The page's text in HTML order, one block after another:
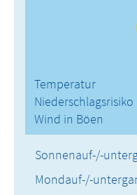
Temperatur
Niederschlagsrisiko
Wind in Böen
Sonnenauf-/-
Mondauf-/-